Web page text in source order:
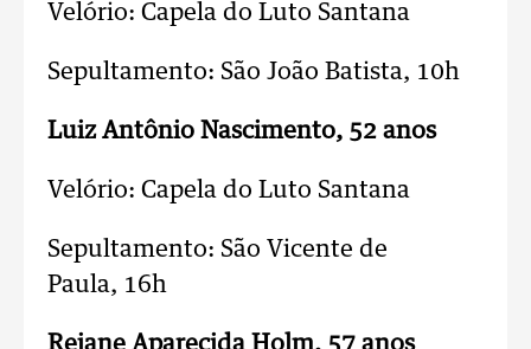
Velório: Capela do Luto Santana
Sepultamento: São João Batista, 10h
Luiz Antônio Nascimento, 52 anos
Velório: Capela do Luto Santana
Sepultamento: São Vicente de
Paula, 16h